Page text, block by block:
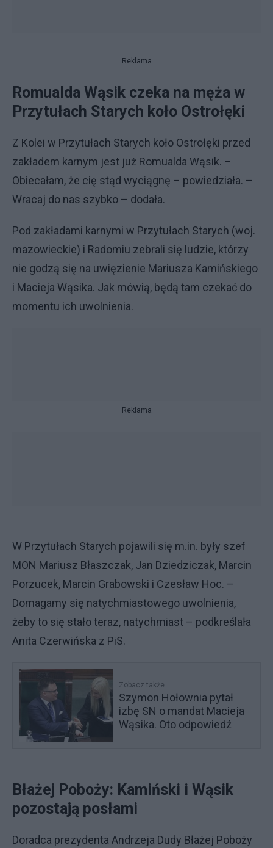
Reklama
Romualda Wąsik czeka na męża w
Przytułach Starych koło Ostrołęki
Z Kolei w Przytułach Starych koło Ostrołęki przed
zakładem karnym jest już Romualda Wąsik. –
Obiecałam, że cię stąd wyciągnę – powiedziała. –
Wracaj do nas szybko – dodała.
Pod zakładami karnymi w Przytułach Starych (woj.
mazowieckie) i Radomiu zebrali się ludzie, którzy
nie godzą się na uwięzienie Mariusza Kamińskiego
i Macieja Wąsika. Jak mówią, będą tam czekać do
momentu ich uwolnienia.
Reklama
W Przytułach Starych pojawili się m.in. były szef
MON Mariusz Błaszczak, Jan Dziedziczak, Marcin
Porzucek, Marcin Grabowski i Czesław Hoc. –
Domagamy się natychmiastowego uwolnienia,
żeby to się stało teraz, natychmiast – podkreślała
Anita Czerwińska z PiS.
Zobacz także
Szymon Hołownia pytał
izbę SN o mandat Macieja
Wąsika. Oto odpowiedź
Błażej Poboży: Kamiński i Wąsik
pozostają posłami
Doradca prezydenta Andrzeja Dudy Błażej Poboży